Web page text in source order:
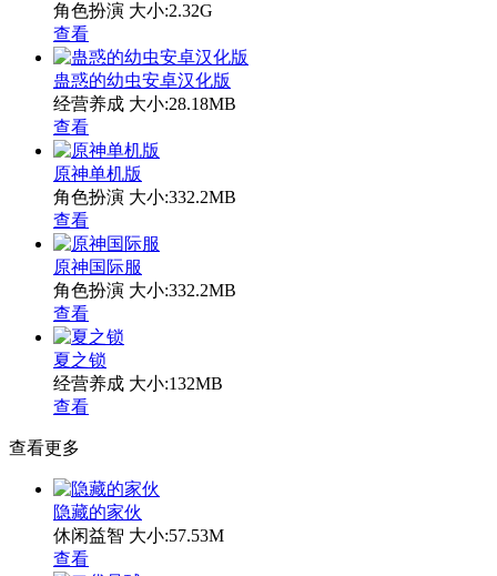
角色扮演 大小:2.32G
查看
蛊惑的幼虫安卓汉化版
经营养成 大小:28.18MB
查看
原神单机版
角色扮演 大小:332.2MB
查看
原神国际服
角色扮演 大小:332.2MB
查看
夏之锁
经营养成 大小:132MB
查看
查看更多
隐藏的家伙
休闲益智 大小:57.53M
查看